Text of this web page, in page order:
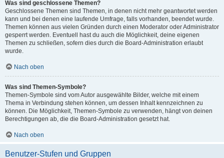
Was sind geschlossene Themen?
Geschlossene Themen sind Themen, in denen nicht mehr geantwortet werden
kann und bei denen eine laufende Umfrage, falls vorhanden, beendet wurde.
Themen können aus vielen Gründen durch einen Moderator oder Administrator
gesperrt werden. Eventuell hast du auch die Möglichkeit, deine eigenen
Themen zu schließen, sofern dies durch die Board-Administration erlaubt
wurde.
Nach oben
Was sind Themen-Symbole?
Themen-Symbole sind vom Autor ausgewählte Bilder, welche mit einem
Thema in Verbindung stehen können, um dessen Inhalt kennzeichnen zu
können. Die Möglichkeit, Themen-Symbole zu verwenden, hängt von deinen
Berechtigungen ab, die die Board-Administration gesetzt hat.
Nach oben
Benutzer-Stufen und Gruppen